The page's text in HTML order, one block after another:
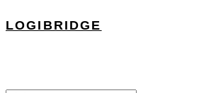
LOGIBRIDGE